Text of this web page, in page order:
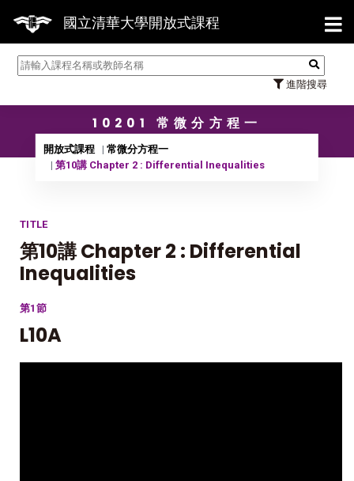
國立清華大學開放式課程
進階搜尋
【
10201 常微分方程一
開放式課程
常微分方程一
第10講 Chapter 2 : Differential Inequalities
TITLE
第10講 Chapter 2 : Differential
Inequalities
第1節
L10A